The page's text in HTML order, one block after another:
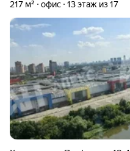
217 м² офис 13 этаж из 17